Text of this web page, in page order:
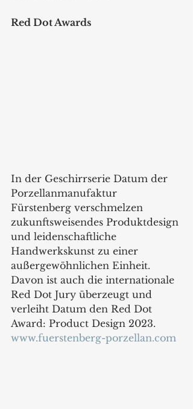
Red Dot Awards
In der Geschirrserie Datum der
Porzellanmanufaktur
Fürstenberg verschmelzen
zukunftsweisendes Produktdesign
und leidenschaftliche
Handwerkskunst zu einer
außergewöhnlichen Einheit.
Davon ist auch die internationale
Red Dot Jury überzeugt und
verleiht Datum den Red Dot
Award: Product Design 2023.
www.fuerstenberg-porzellan.com